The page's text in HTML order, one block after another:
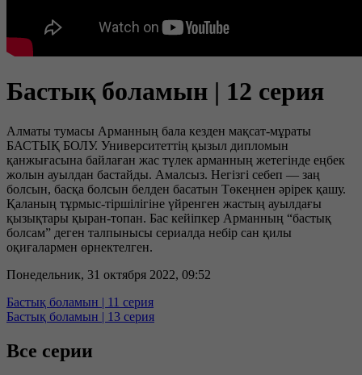
Бастық боламын | 12 серия
Алматы тумасы Арманның бала кезден мақсат-мұраты
БАСТЫҚ БОЛУ. Университеттің қызыл дипломын
қанжығасына байлаған жас түлек арманның жетегінде еңбек
жолын ауылдан бастайды. Амалсыз. Негізгі себеп — заң
болсын, басқа болсын белден басатын Төкеңнен әрірек қашу.
Қаланың тұрмыс-тіршілігіне үйренген жастың ауылдағы
қызықтары қыран-топан. Бас кейіпкер Арманның “бастық
болсам” деген талпынысы сериалда небір сан қилы
оқиғалармен өрнектелген.
Понедельник, 31 октября 2022, 09:52
Бастық боламын | 11 серия
Бастық боламын | 13 серия
Все серии